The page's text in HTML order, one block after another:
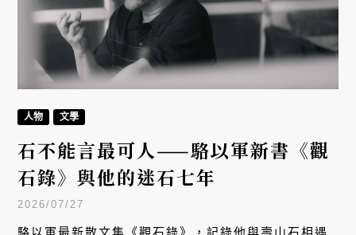
人物 文學
石不能言最可人——駱以軍新書《觀
石錄》與他的迷石七年
2026/07/27
駱以軍最新散文集《觀石錄》，記錄他與壽山石相遇